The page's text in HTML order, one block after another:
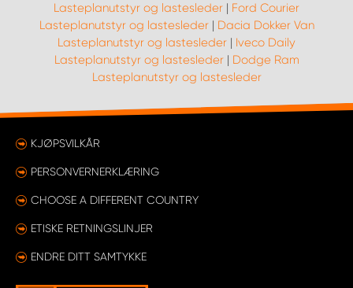
Lasteplanutstyr og lastesleder | Ford Courier
Lasteplanutstyr og lastesleder| Dacia Dokker Van
Lasteplanutstyr og lastesleder | Iveco Daily
Lasteplanutstyr og lastesleder| Dodge Ram
Lasteplanutstyr og lastesleder
KJØPSVILKÅR
PERSONVERNERKLÆRING
CHOOSE A DIFFERENT COUNTRY
ETISKE RETNINGSLINJER
ENDRE DITT SAMTYKKE